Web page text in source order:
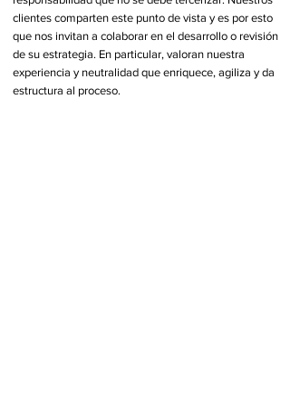
clientes comparten este punto de vista y es por esto
que nos invitan a colaborar en el desarrollo o revisión
de su estrategia. En particular, valoran nuestra
experiencia y neutralidad que enriquece, agiliza y da
estructura al proceso.